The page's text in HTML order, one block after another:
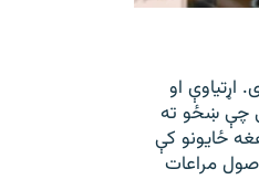
اړتیاوې او
چې ښځو ته
ځایونو کې
مراعات